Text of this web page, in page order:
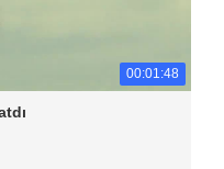
00:01:48